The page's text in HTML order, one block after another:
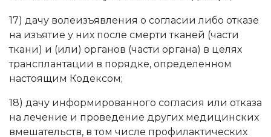
17) дачу волеизъявления о согласии либо отказе
на изъятие у них после смерти тканей (части
ткани) и (или) органов (части органа) в целях
трансплантации в порядке, определенном
настоящим Кодексом;
18) дачу информированного согласия или отказа
на лечение и проведение других медицинских
вмешательств, в том числе профилактических